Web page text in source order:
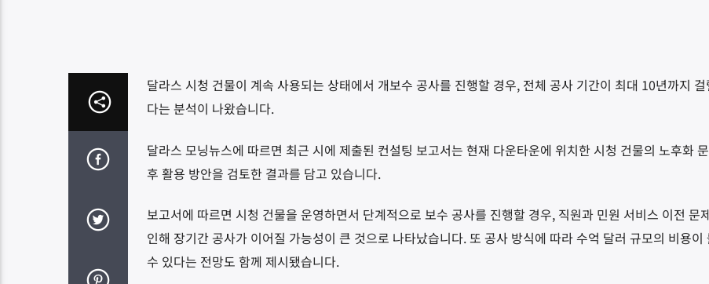
달라스 시청 건물이 계속 사용되는 상태에서 개보수 공사를 진행할 경우, 전체 공사 기간이 최대 10년까지
다는 분석이 나왔습니다.
달라스 모닝뉴스에 따르면 최근 시에 제출된 컨설팅 보고서는 현재 다운타운에 위치한 시청 건물의 노후화
후 활용 방안을 검토한 결과를 담고 있습니다.
보고서에 따르면 시청 건물을 운영하면서 단계적으로 보수 공사를 진행할 경우, 직원과 민원 서비스 이전 문
인해 장기간 공사가 이어질 가능성이 큰 것으로 나타났습니다. 또 공사 방식에 따라 수억 달러 규모의 비용이
수 있다는 전망도 함께 제시됐습니다.